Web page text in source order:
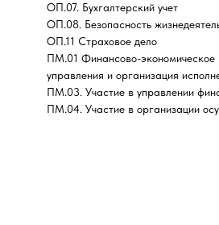
ОП.07. Бухгалтерский учет
ОП.08. Безопасность
ОП.11 Страховое дело
ПМ.01 Финансово-экономическое
управления и организация
ПМ.03. Участие в управлении
ПМ.04. Участие в организации